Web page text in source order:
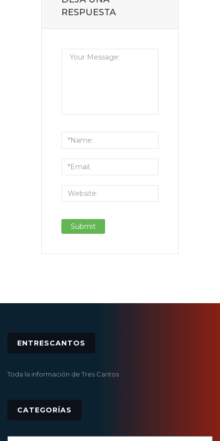
RESPUESTA
ENTRESCANTOS
Toda la información de Tres Cantos
CATEGORÍAS